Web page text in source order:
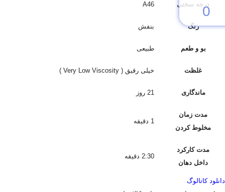
درجه سختی A46
رنگ بنفش
بو و طعم طبیعی
غلظت خیلی رقیق ( Very Low Viscosity )
ماندگاری 21 روز
مدت زمان
مخلوط کردن
1 دقیقه
مدت کارکرد
داخل دهان
2:30 دقیقه
دانلود کاتالوگ
0